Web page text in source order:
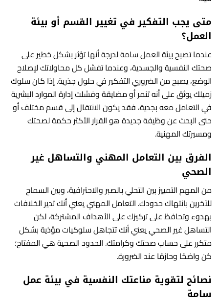
متى يجب التفكير في تغيير القسم أو بيئة
العمل؟
عندما تصبح بيئة العمل سامة لدرجة أنها تؤثر بشكل خطير على
صحتك النفسية والجسدية، وعندما تفشل كل محاولاتك لإصلاح
الوضع، يصبح من الضروري التفكير في حلول جذرية. إذا كان سلوك
زميلك يوثق على أنه تنمر أو مضايقة وفشلت إدارة الموارد البشرية
في التعامل معه بجدية، فقد يكون الانتقال إلى قسم مختلف أو
حتى البحث عن وظيفة جديدة هو القرار الأكثر حكمة لصحتك
ومسيرتك المهنية.
الفرق بين التعامل المهني والتساهل غير
الصحي
من المهم التمييز بين التحلي بالصبر والاحترافية، وبين السماح
للآخرين بانتهاك حدودك. التعامل المهني يعني أنك تدير الخلافات
بهدوء وتحافظ على تركيزك على الأهداف المشتركة، لكن
التساهل غير الصحي يعني أنك تتجاهل سلوكيات مؤذية بشكل
متكرر على حساب صحتك وكرامتك. الحدود الصحية هي المفتاح؛
كن واضحًا وحازمًا عند الضرورة.
نصائح لتقوية مناعتك النفسية في بيئة عمل
سامة